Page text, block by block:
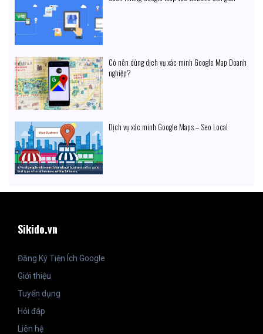
Có nên dùng dịch vụ xác minh Google Map Doanh
nghiệp?
Dịch vụ xác minh Google Maps – Seo Local
Sikido.vn
Đăng Ký Tiện Ích Google
Giới thiệu
Tuyển dụng
Hỏi đáp
Liên hệ